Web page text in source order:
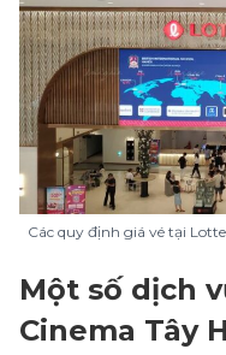
Các quy định giá vé tại
Một số dịch
Cinema Tây